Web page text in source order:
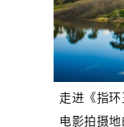
走进 《指
电影拍摄地